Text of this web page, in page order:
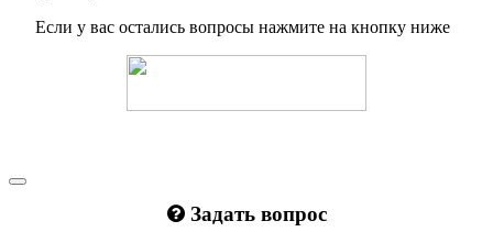
Если у вас остались вопросы нажмите на кнопку ниже
Задать вопрос